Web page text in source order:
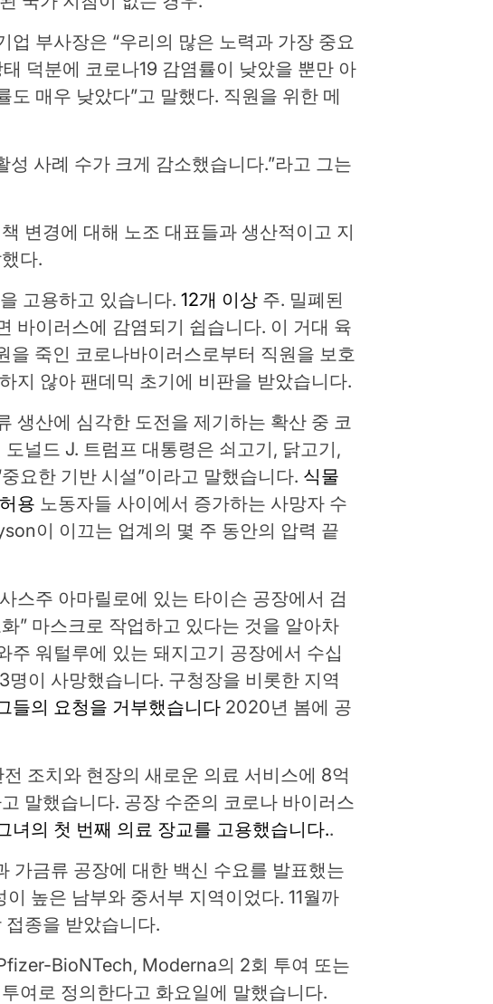
업 부사장은 “우리의 많은 노력과 가장 중요
덕분에 코로나19 감염률이 낮았을 뿐만 아
도 매우 낮았다”고 말했다. 직원을 위한 메
성 사례 수가 크게 감소했습니다.”라고 그는
변경에 대해 노조 대표들과 생산적이고 지
다.
고용하고 있습니다.12개 이상 주. 밀폐된
바이러스에 감염되기 쉽습니다. 이 거대 육
을 죽인 코로나바이러스로부터 직원을 보호
지 않아 팬데믹 초기에 비판을 받았습니다.
생산에 심각한 도전을 제기하는 확산 중 코
널드 J. 트럼프 대통령은 쇠고기, 닭고기,
요한 기반 시설”이라고 말했습니다. 식물
용 노동자들 사이에서 증가하는 사망자 수
이 이끄는 업계의 몇 주 동안의 압력 끝
스주 아마릴로에 있는 타이슨 공장에서 검
” 마스크로 작업하고 있다는 것을 알아차
주 워털루에 있는 돼지고기 공장에서 수십
명이 사망했습니다. 구청장을 비롯한 지역
들의 요청을 거부했습니다 2020년 봄에 공
조치와 현장의 새로운 의료 서비스에 8억
말했습니다. 공장 수준의 코로나 바이러스
녀의 첫 번째 의료 장교를 고용했습니다..
가금류 공장에 대한 백신 수요를 발표했는
높은 남부와 중서부 지역이었다. 11월까
종을 받았습니다.
BioNTech, Moderna의 2회 투여 또는
여로 정의한다고 화요일에 말했습니다.